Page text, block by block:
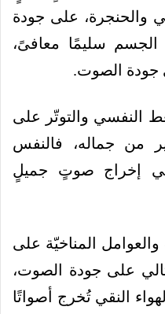
والحنجرة، على جودة
الجسم سليمًا معافىً،
جودة الصوت.
النفسي والتوتّر على
من جماله، فالنفس
في إخراج صوتٍ جميلٍ
والعوامل المناخيّة على
على جودة الصوت،
النقي تُخرج أصواتًا